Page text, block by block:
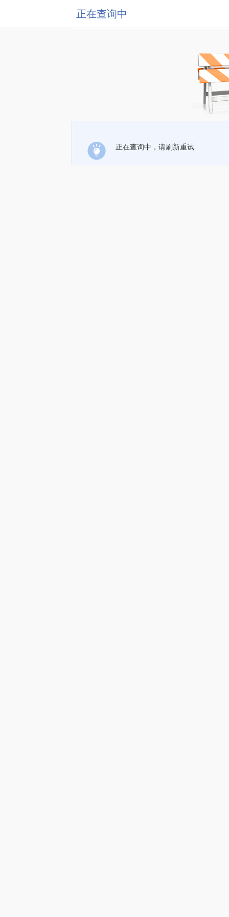
正在查询中
正在查询中，请刷新重试